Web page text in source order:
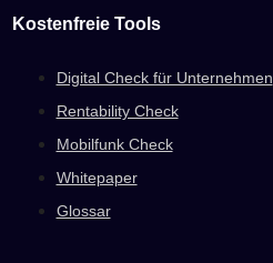
Kostenfreie Tools
Digital Check für Unternehmen
Rentability Check
Mobilfunk Check
Whitepaper
Glossar